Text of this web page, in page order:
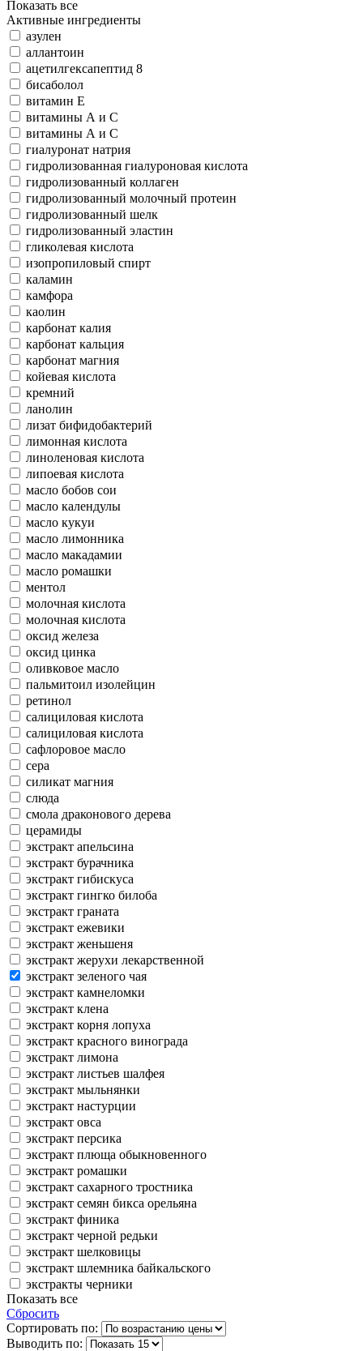
Показать все
Активные ингредиенты
азулен
аллантоин
ацетилгексапептид 8
бисаболол
витамин Е
витамины А и С
витамины А и С
гиалуронат натрия
гидролизованная гиалуроновая кислота
гидролизованный коллаген
гидролизованный молочный протеин
гидролизованный шелк
гидролизованный эластин
гликолевая кислота
изопропиловый спирт
каламин
камфора
каолин
карбонат калия
карбонат кальция
карбонат магния
койевая кислота
кремний
ланолин
лизат бифидобактерий
лимонная кислота
линоленовая кислота
липоевая кислота
масло бобов сои
масло календулы
масло кукуи
масло лимонника
масло макадамии
масло ромашки
ментол
молочная кислота
молочная кислота
оксид железа
оксид цинка
оливковое масло
пальмитоил изолейцин
ретинол
салициловая кислота
салициловая кислота
сафлоровое масло
сера
силикат магния
слюда
смола драконового дерева
церамиды
экстракт апельсина
экстракт бурачника
экстракт гибискуса
экстракт гингко билоба
экстракт граната
экстракт ежевики
экстракт женьшеня
экстракт жерухи лекарственной
экстракт зеленого чая
экстракт камнеломки
экстракт клена
экстракт корня лопуха
экстракт красного винограда
экстракт лимона
экстракт листьев шалфея
экстракт мыльнянки
экстракт настурции
экстракт овса
экстракт персика
экстракт плюща обыкновенного
экстракт ромашки
экстракт сахарного тростника
экстракт семян бикса орельяна
экстракт финика
экстракт черной редьки
экстракт шелковицы
экстракт шлемника байкальского
экстракты черники
Показать все
Сбросить
Сортировать по:
Выводить по: